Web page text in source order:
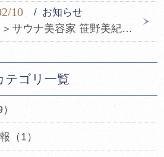
10 お知らせ
＜終了＞サウナ美容家 笹野美紀恵氏が阿寒湖氷上「フィンランド式バレルサウナ」を体験されました！
テゴリ一覧
（1）